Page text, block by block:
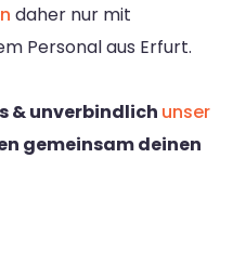
daher nur mit
Personal aus Erfurt.
& unverbindlich unser
gemeinsam deinen